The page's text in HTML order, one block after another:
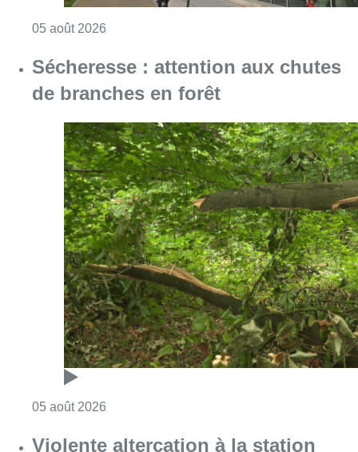
05 août 2026
Sécheresse : attention aux chutes
de branches en forêt
05 août 2026
Violente altercation à la station